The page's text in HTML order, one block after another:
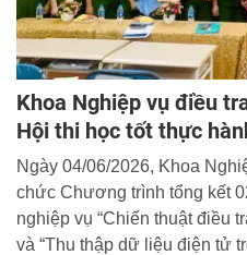
Khoa Nghiệp vụ điều
Hội thi học tốt thực
Ngày 04/06/2026, Khoa
chức Chương trình tổng kết
nghiệp vụ “Chiến thuật điều
và “Thu thập dữ liệu điện tử